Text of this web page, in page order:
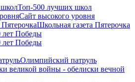
Топ-500 лучших школ
Сайт высокого уровня
Школьная газета Пятерочка
лет Победы
лет Победы
Олимпийский патруль